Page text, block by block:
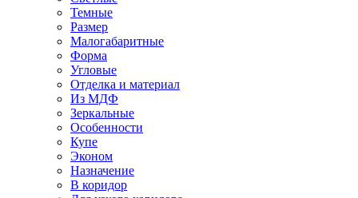
Темные
Размер
Малогабаритные
Форма
Угловые
Отделка и материал
Из МДФ
Зеркальные
Особенности
Купе
Эконом
Назначение
В коридор